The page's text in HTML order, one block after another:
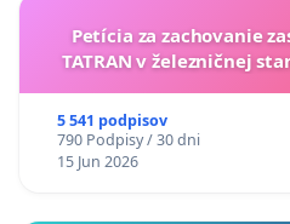
Petícia za zachovanie
TATRAN v železničnej
5 541 podpisov
790 Podpisy / 30 dni
15 Jun 2026